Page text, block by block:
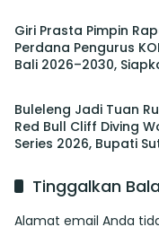
Pertumbuhan Ekonomi
Giri Prasta Pimpin
Perdana Pengurus
Bali 2026–2030,
Berita
Buleleng Jadi Tuan
Red Bull Cliff Diving
Series 2026, Bupati
Wisata Bali Utara
Tinggalkan
Alamat email Anda